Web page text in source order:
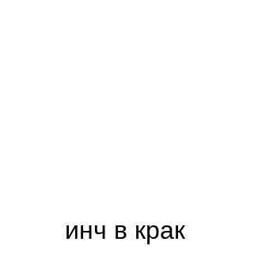
инч в крак